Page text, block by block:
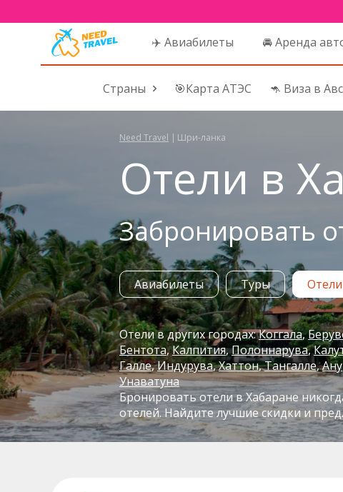
✈️ Авиабилеты 🚘 Аренда
Страны 🎯Карта АТЭС 🦘 Виза в
Need Travel | Шри-ланка
Отели в
Забронировать
Авиабилеты Туры Отели
Отели в других городах:Коггала
Бентота Калпития Полоннарува
Галле Индурува Хаттон Тангалле
Унаватуна
Бронировать отели в Хабаране
отелей. Найдите лучшие скидки и